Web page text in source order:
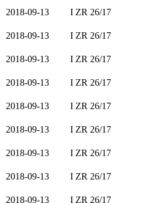
2018-09-13 I ZR 26/17
2018-09-13 I ZR 26/17
2018-09-13 I ZR 26/17
2018-09-13 I ZR 26/17
2018-09-13 I ZR 26/17
2018-09-13 I ZR 26/17
2018-09-13 I ZR 26/17
2018-09-13 I ZR 26/17
2018-09-13 I ZR 26/17